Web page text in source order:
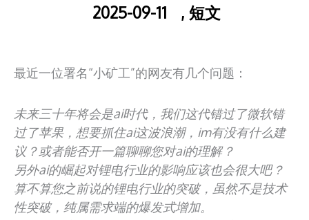
2025-09-11 , 短文
最近一位署名“小矿工”的网友有几个问题：
未来三十年将会是ai时代，我们这代错过了微软错
过了苹果，想要抓住ai这波浪潮，im有没有什么建
议？或者能否开一篇聊聊您对ai的理解？
另外ai的崛起对锂电行业的影响应该也会很大吧？
算不算您之前说的锂电行业的突破，虽然不是技术
性突破，纯属需求端的爆发式增加。